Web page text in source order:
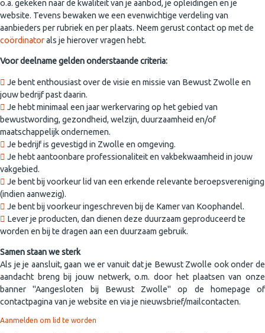
o.a. gekeken naar de kwaliteit van je aanbod, je opleidingen en je
website. Tevens bewaken we een evenwichtige verdeling van
aanbieders per rubriek en per plaats. Neem gerust contact op met de
coördinatorals je hierover vragen hebt.
Voor deelname gelden onderstaande criteria:
Je bent enthousiast over de visie en missie van Bewust Zwolle en
jouw bedrijf past daarin.
Je hebt minimaal een jaar werkervaring op het gebied van
bewustwording, gezondheid, welzijn, duurzaamheid en/of
maatschappelijk ondernemen.
Je bedrijf is gevestigd in Zwolle en omgeving.
Je hebt aantoonbare professionaliteit en vakbekwaamheid in jouw
vakgebied.
Je bent bij voorkeur lid van een erkende relevante beroepsvereniging
(indien aanwezig).
Je bent bij voorkeur ingeschreven bij de Kamer van Koophandel.
Lever je producten, dan dienen deze duurzaam geproduceerd te
worden en bij te dragen aan een duurzaam gebruik.
Samen staan we sterk
Als je je aansluit, gaan we er vanuit dat je Bewust Zwolle ook onder de
aandacht breng bij jouw netwerk, o.m. door het plaatsen van onze
banner "Aangesloten bij Bewust Zwolle" op de homepage of
contactpagina van je website en via je nieuwsbrief/mailcontacten.
Aanmelden om lid te worden